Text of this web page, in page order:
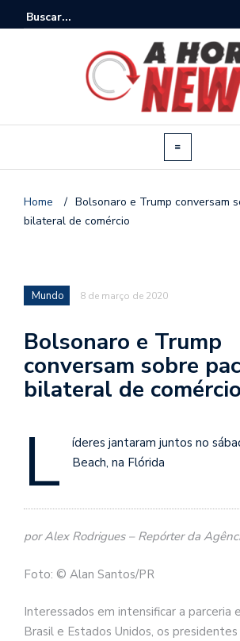
Home / Bolsonaro e Trump conversam
bilateral de comércio
Mundo 8 de março de 2020
Bolsonaro e Trump
conversam sobre
bilateral de comércio
L
íderes jantaram juntos no
Beach, na Flórida
por Alex Rodrigues – Repórter da
Foto: © Alan Santos/PR
Interessados em intensificar a parceria
Brasil e Estados Unidos, os